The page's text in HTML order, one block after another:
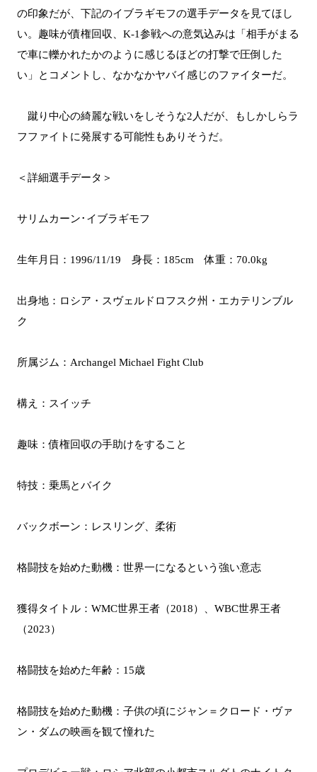
の印象だが、下記のイブラギモフの選手データを見てほし
い。趣味が債権回収、K-1参戦への意気込みは「相手がまる
で車に轢かれたかのように感じるほどの打撃で圧倒した
い」とコメントし、なかなかヤバイ感じのファイターだ。
蹴り中心の綺麗な戦いをしそうな2人だが、もしかしらラ
フファイトに発展する可能性もありそうだ。
＜詳細選手データ＞
サリムカーン･イブラギモフ
生年月日：1996/11/19 身長：185cm 体重：70.0kg
出身地：ロシア・スヴェルドロフスク州・エカテリンブル
ク
所属ジム：Archangel Michael Fight Club
構え：スイッチ
趣味：債権回収の手助けをすること
特技：乗馬とバイク
バックボーン：レスリング、柔術
格闘技を始めた動機：世界一になるという強い意志
獲得タイトル：WMC世界王者（2018）、WBC世界王者
（2023）
格闘技を始めた年齢：15歳
格闘技を始めた動機：子供の頃にジャン＝クロード・ヴァ
ン・ダムの映画を観て憧れた